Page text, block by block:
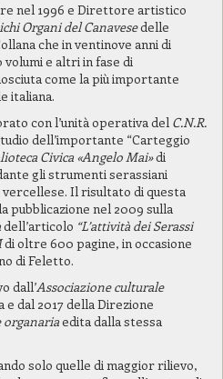
nel 1996 e Direttore artistico
Organi del Canavesedelle
che in ventinove anni di
e altri in fase di
come la più importante
italiana.
con l’unità operativa del C.N.R.
dell’importante “Carteggio
Civica «Angelo Mai»di
gli strumenti serassiani
vercellese. Il risultato di questa
pubblicazione nel 2009 sulla
dell’articolo “L’attività dei Serassi
di oltre 600 pagine, in occasione
di Feletto.
dall’Associazione culturale
e dal 2017 della Direzione
organariaedita dalla stessa
solo quelle di maggior rilievo,